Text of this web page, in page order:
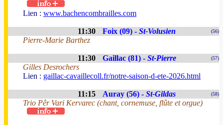
Lien : www.bachencombrailles.com
11:30 Foix (09) - St-Volusien (56)
Pierre-Marie Barthez
11:30 Gaillac (81) - St-Pierre (57)
Gilles Desrochers
Lien : gaillac-cavaillecoll.fr/notre-saison-d-ete-2026.html
11:15 Auray (56) - St-Gildas (58)
Trio Pêr Vari Kervarec (chant, cornemuse, flûte et orgue)